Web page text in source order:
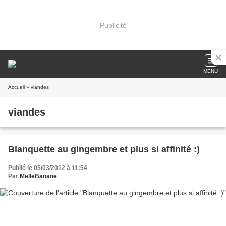
Publicité
MENU
Accueil » viandes
viandes
Blanquette au gingembre et plus si affinité :)
Publié le 05/03/2012 à 11:54
Par MelleBanane